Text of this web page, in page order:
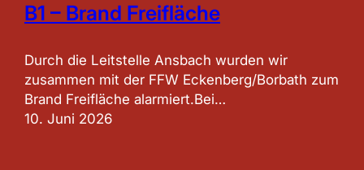
B1 – Brand Freifläche
Durch die Leitstelle Ansbach wurden wir
zusammen mit der FFW Eckenberg/Borbath zum
Brand Freifläche alarmiert.Bei…
10. Juni 2026